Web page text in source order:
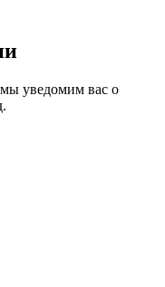
уведомим вас о